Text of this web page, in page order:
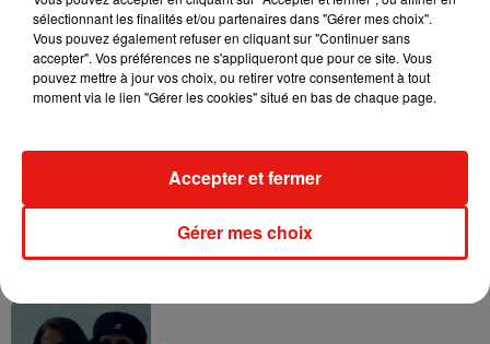
7 août 2026
Tayc et Didi B dévoilent le single le plus
dansant de l’année
Angèle et Amélie Lens dévoilent leur
collaboration tant attendue
sélectionnant les finalités et/ou partenaires dans "Gérer mes choix".
Vous pouvez également refuser en cliquant sur "Continuer sans
accepter". Vos préférences ne s'appliqueront que pour ce site. Vous
pouvez mettre à jour vos choix, ou retirer votre consentement à tout
moment via le lien "Gérer les cookies" situé en bas de chaque page.
Gérer mes choix
Accepter et fermer